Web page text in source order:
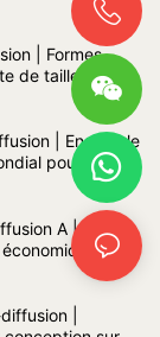
| Formes
de tailles
| Ensemble
pour salle
A |
|